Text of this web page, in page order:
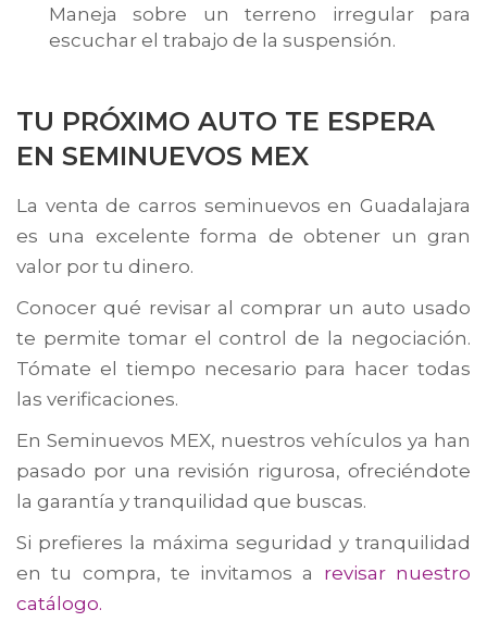
Maneja sobre un terreno irregular para
escuchar el trabajo de la suspensión.
TU PRÓXIMO AUTO TE ESPERA
EN SEMINUEVOS MEX
La venta de carros seminuevos en Guadalajara
es una excelente forma de obtener un gran
valor por tu dinero.
Conocer qué revisar al comprar un auto usado
te permite tomar el control de la negociación.
Tómate el tiempo necesario para hacer todas
las verificaciones.
En Seminuevos MEX, nuestros vehículos ya han
pasado por una revisión rigurosa, ofreciéndote
la garantía y tranquilidad que buscas.
Si prefieres la máxima seguridad y tranquilidad
en tu compra, te invitamos a
revisar nuestro
catálogo.